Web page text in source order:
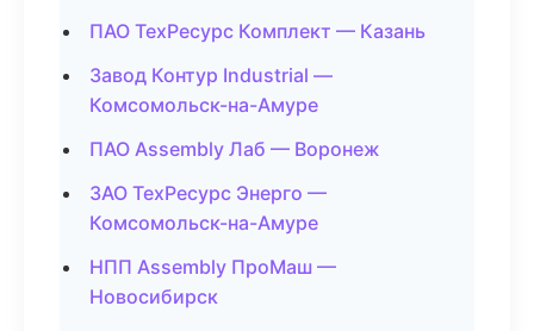
ПАО ТехРесурс Комплект — Казань
Завод Контур Industrial —
Комсомольск-на-Амуре
ПАО Assembly Лаб — Воронеж
ЗАО ТехРесурс Энерго —
Комсомольск-на-Амуре
НПП Assembly ПроМаш —
Новосибирск